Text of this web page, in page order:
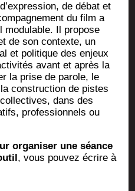
de débat et
du film a
modu­lable. Il pro­pose
de son contexte, un
et poli­tique des enjeux
avant et après la
la prise de parole, le
construc­tion de pistes
dans des
pro­fes­sion­nels ou
orga­ni­ser une séance
, vous pou­vez écrire à